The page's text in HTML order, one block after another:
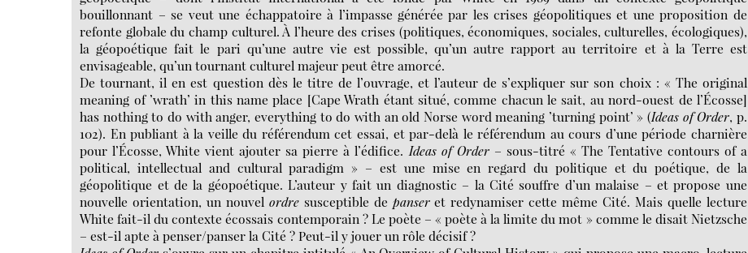
bouillonnant – se veut une échappatoire à l’impasse générée par les crises géopolitiques et une proposition de
refonte globale du champ culturel. À l’heure des crises (politiques, économiques, sociales, culturelles, écologiques),
la géopoétique fait le pari qu’une autre vie est possible, qu’un autre rapport au territoire et à la Terre est
envisageable, qu’un tournant culturel majeur peut être amorcé.
De tournant, il en est question dès le titre de l’ouvrage, et l’auteur de s’expliquer sur son choix : « The original
meaning of ’wrath’ in this name place [Cape Wrath étant situé, comme chacun le sait, au nord-ouest de l’Écosse]
has nothing to do with anger, everything to do with an old Norse word meaning ’turning point’ » (Ideas of Order, p.
102). En publiant à la veille du référendum cet essai, et par-delà le référendum au cours d’une période charnière
pour l’Écosse, White vient ajouter sa pierre à l’édifice. Ideas of Order– sous-titré « The Tentative contours of a
political, intellectual and cultural paradigm » – est une mise en regard du politique et du poétique, de la
géopolitique et de la géopoétique. L’auteur y fait un diagnostic – la Cité souffre d’un malaise – et propose une
nouvelle orientation, un nouvel ordresusceptible de panseret redynamiser cette même Cité. Mais quelle lecture
White fait-il du contexte écossais contemporain ? Le poète – « poète à la limite du mot » comme le disait Nietzsche
– est-il apte à penser/panser la Cité ? Peut-il y jouer un rôle décisif ?